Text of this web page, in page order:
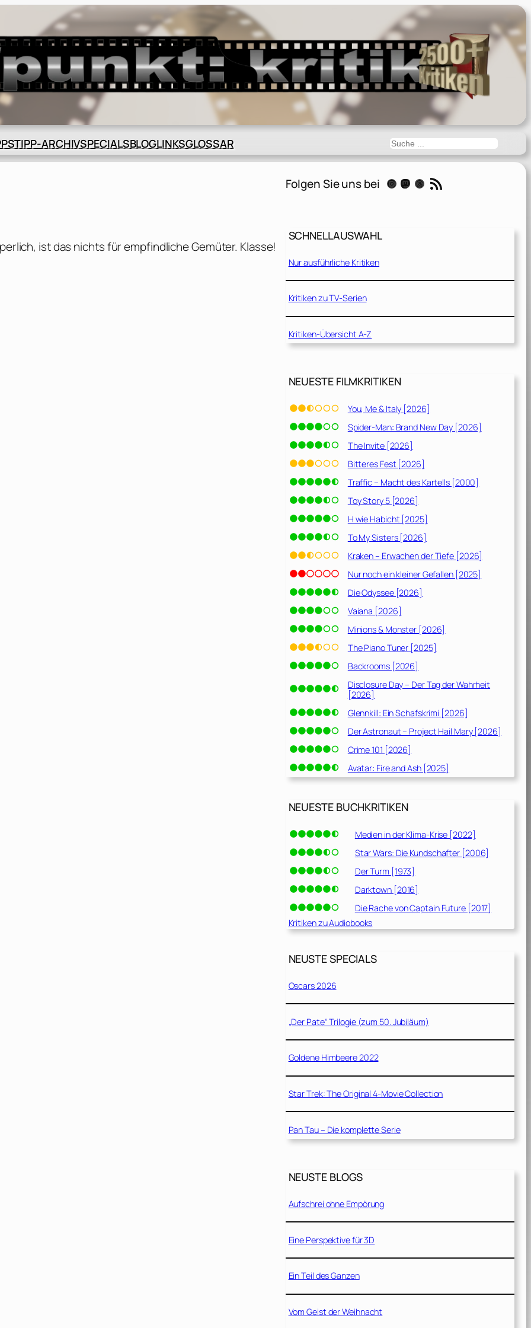
TIPP-ARCHIVSPECIALSBLOGLINKSGLOSSAR Suchen
ist das nichts für empfindliche Gemüter. Klasse!
Folgen Sie uns bei Instagram Mastodon Threads RSS-Feed
SCHNELLAUSWAHL
Nur ausführliche Kritiken
Kritiken zu TV-Serien
Kritiken-Übersicht A-Z
NEUESTE FILMKRITIKEN
You, Me & Italy [2026]
Spider-Man: Brand New Day [2026]
The Invite [2026]
Bitteres Fest [2026]
Traffic – Macht des Kartells [2000]
Toy Story 5 [2026]
H wie Habicht [2025]
To My Sisters [2026]
Kraken – Erwachen der Tiefe [2026]
Nur noch ein kleiner Gefallen [2025]
Die Odyssee [2026]
Vaiana [2026]
Minions & Monster [2026]
The Piano Tuner [2025]
Backrooms [2026]
Disclosure Day – Der Tag der Wahrheit
[2026]
Glennkill: Ein Schafskrimi [2026]
Der Astronaut – Project Hail Mary [2026]
Crime 101 [2026]
Avatar: Fire and Ash [2025]
NEUESTE BUCHKRITIKEN
Medien in der Klima-Krise [2022]
Star Wars: Die Kundschafter [2006]
Der Turm [1973]
Darktown [2016]
Die Rache von Captain Future [2017]
Kritiken zu Audiobooks
NEUSTE SPECIALS
Oscars 2026
„Der Pate“ Trilogie (zum 50. Jubiläum)
Goldene Himbeere 2022
Star Trek: The Original 4-Movie Collection
Pan Tau – Die komplette Serie
NEUSTE BLOGS
Aufschrei ohne Empörung
Eine Perspektive für 3D
Ein Teil des Ganzen
Vom Geist der Weihnacht